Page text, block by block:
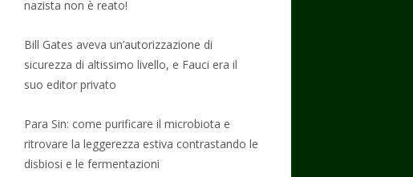
nazista non è reato!
Bill Gates aveva un’autorizzazione di
sicurezza di altissimo livello, e Fauci era il
suo editor privato
Para Sin: come purificare il microbiota e
ritrovare la leggerezza estiva contrastando le
disbiosi e le fermentazioni